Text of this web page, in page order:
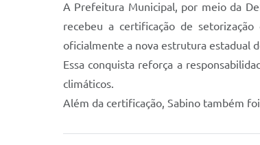
A Prefeitura Municipal, por meio da
recebeu a certificação de
oficialmente a nova estrutura estadual
Essa conquista reforça a
climáticos.
Além da certificação, Sabino também